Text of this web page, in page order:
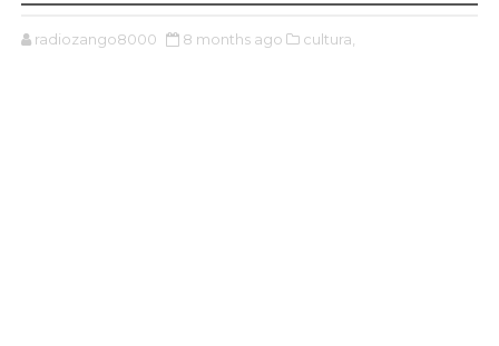
radiozango8000 8 months ago cultura,